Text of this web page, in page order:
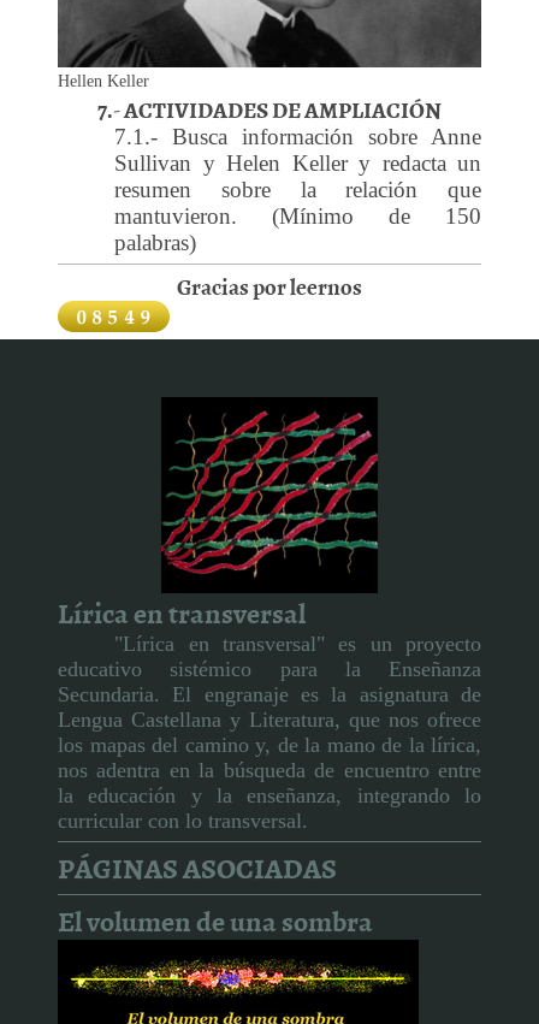
Hellen Keller
7.- ACTIVIDADES DE AMPLIACIÓN
7.1.- Busca información sobre Anne
Sullivan y Helen Keller y redacta un
resumen sobre la relación que
mantuvieron. (Mínimo de 150
palabras)
Gracias por leernos
Lírica en transversal
"Lírica en transversal" es un proyecto
educativo sistémico para la Enseñanza
Secundaria. El engranaje es la asignatura de
Lengua Castellana y Literatura, que nos ofrece
los mapas del camino y, de la mano de la lírica,
nos adentra en la búsqueda de encuentro entre
la educación y la enseñanza, integrando lo
curricular con lo transversal.
PÁGINAS ASOCIADAS
El volumen de una sombra